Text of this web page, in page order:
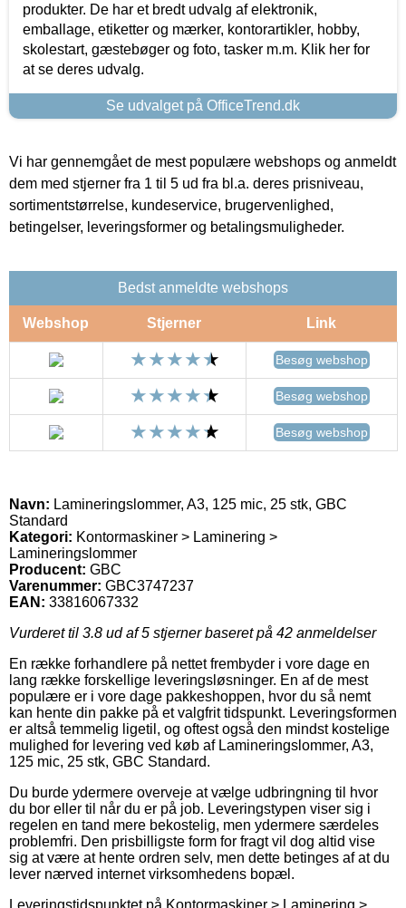
produkter. De har et bredt udvalg af elektronik,
emballage, etiketter og mærker, kontorartikler, hobby,
skolestart, gæstebøger og foto, tasker m.m. Klik her for
at se deres udvalg.
Se udvalget på OfficeTrend.dk
Vi har gennemgået de mest populære webshops og anmeldt
dem med stjerner fra 1 til 5 ud fra bl.a. deres prisniveau,
sortimentstørrelse, kundeservice, brugervenlighed,
betingelser, leveringsformer og betalingsmuligheder.
Bedst anmeldte webshops
Webshop Stjerner Link
Besøg webshop
Besøg webshop
Besøg webshop
Navn: Lamineringslommer, A3, 125 mic, 25 stk, GBC
Standard
Kategori: Kontormaskiner > Laminering >
Lamineringslommer
Producent: GBC
Varenummer: GBC3747237
EAN: 33816067332
Vurderet til 3.8 ud af 5 stjerner baseret på 42 anmeldelser
En række forhandlere på nettet frembyder i vore dage en
lang række forskellige leveringsløsninger. En af de mest
populære er i vore dage pakkeshoppen, hvor du så nemt
kan hente din pakke på et valgfrit tidspunkt. Leveringsformen
er altså temmelig ligetil, og oftest også den mindst kostelige
mulighed for levering ved køb af Lamineringslommer, A3,
125 mic, 25 stk, GBC Standard.
Du burde ydermere overveje at vælge udbringning til hvor
du bor eller til når du er på job. Leveringstypen viser sig i
regelen en tand mere bekostelig, men ydermere særdeles
problemfri. Den prisbilligste form for fragt vil dog altid vise
sig at være at hente ordren selv, men dette betinges af at du
lever nærved internet virksomhedens bopæl.
Leveringstidspunktet på Kontormaskiner > Laminering >